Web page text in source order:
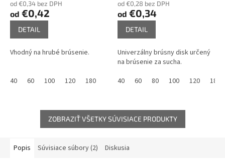
od €0,34 bez DPH
od €0,42
DETAIL
Vhodný na hrubé brúsenie.
40 60 100 120 180
od €0,28 bez DPH
od €0,34
DETAIL
Univerzálny brúsny disk určený
na brúsenie za sucha.
40
60 80 100 120 180
ZOBRAZIŤ VŠETKY SÚVISIACE PRODUKTY
Popis Súvisiace súbory (2) Diskusia